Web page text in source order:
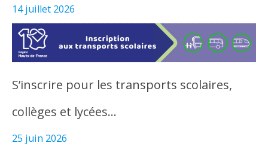
14 juillet 2026
S’inscrire pour les transports scolaires,
collèges et lycées…
25 juin 2026